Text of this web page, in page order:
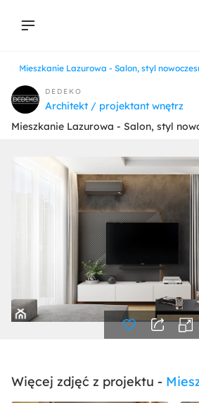
Mieszkanie Lazurowa - Salon, styl
DEDEKO
Architekt / projektant wnętrz
Więcej zdjęć z projektu -